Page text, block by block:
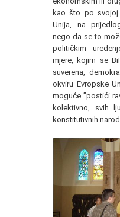
kao što po svojoj
Unija, na
nego da se to
političkim
mjere, kojim se
suverena,
okviru Evropske
moguće ”postići
kolektivno, svih
konstitutivnih